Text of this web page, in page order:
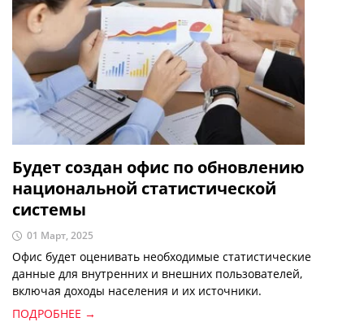
Будет создан офис по обновлению
национальной статистической
системы
01 Март, 2025
Офис будет оценивать необходимые статистические
данные для внутренних и внешних пользователей,
включая доходы населения и их источники.
ПОДРОБНЕЕ →